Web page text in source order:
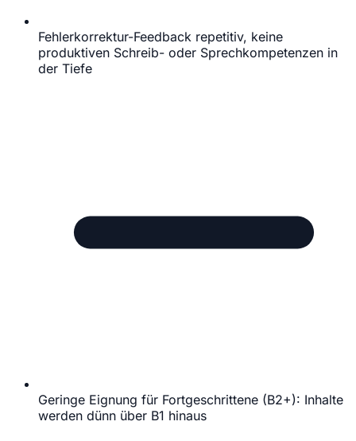
Fehlerkorrektur-Feedback repetitiv, keine
produktiven Schreib- oder Sprechkompetenzen in
der Tiefe
Geringe Eignung für Fortgeschrittene (B2+): Inhalte
werden dünn über B1 hinaus